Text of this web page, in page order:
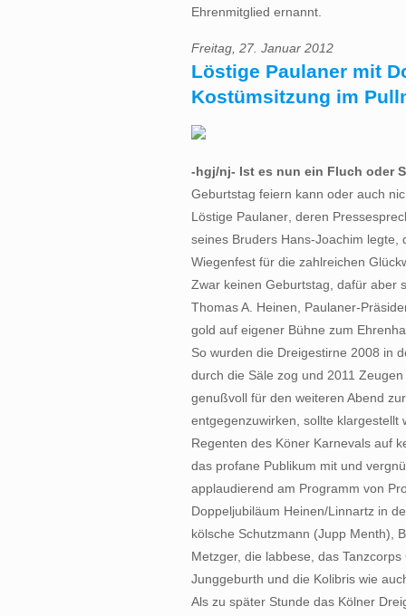
Ehrenmitglied ernannt.
Freitag, 27. Januar 2012
Löstige Paulaner mit
Kostümsitzung im
-hgj/nj- Ist es nun ein Fluch oder
Geburtstag feiern kann oder auch
Löstige Paulaner, deren
seines Bruders Hans-Joachim
Wiegenfest für die zahlreichen
Zwar keinen Geburtstag, dafür aber
Thomas A. Heinen, Paulaner-
gold auf eigener Bühne zum
So wurden die Dreigestirne 2008 in
durch die Säle zog und 2011
genußvoll für den weiteren Abend
entgegenzuwirken, sollte
Regenten des Köner Karnevals auf
das profane Publikum mit und
applaudierend am Programm von
Doppeljubiläum Heinen/Linnartz in
kölsche Schutzmann (Jupp Menth),
Metzger, die labbese, das
Junggeburth und die Kolibris wie
Als zu später Stunde das Kölner